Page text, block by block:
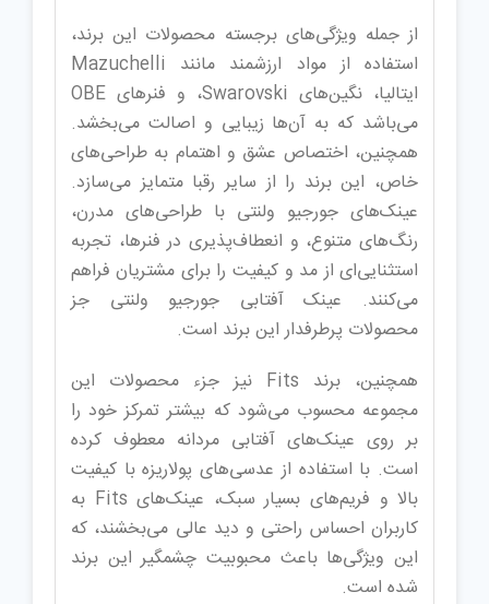
از جمله ویژگی‌های برجسته محصولات این برند،
استفاده از مواد ارزشمند مانند Mazuchelli
ایتالیا، نگین‌های Swarovski، و فنرهای OBE
می‌باشد که به آن‌ها زیبایی و اصالت می‌بخشد.
همچنین، اختصاص عشق و اهتمام به طراحی‌های
خاص، این برند را از سایر رقبا متمایز می‌سازد.
عینک‌های جورجیو ولنتی با طراحی‌های مدرن،
رنگ‌های متنوع، و انعطاف‌پذیری در فنرها، تجربه
استثنایی‌ای از مد و کیفیت را برای مشتریان فراهم
می‌کنند. عینک آفتابی جورجیو ولنتی جز
محصولات پرطرفدار این برند است.
همچنین، برند Fits نیز جزء محصولات این
مجموعه محسوب می‌شود که بیشتر تمرکز خود را
بر روی عینک‌های آفتابی مردانه معطوف کرده
است. با استفاده از عدسی‌های پولاریزه با کیفیت
بالا و فریم‌های بسیار سبک، عینک‌های Fits به
کاربران احساس راحتی و دید عالی می‌بخشند، که
این ویژگی‌ها باعث محبوبیت چشمگیر این برند
شده است.